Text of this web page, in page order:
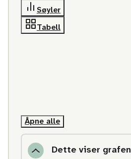
Søyler
Tabell
Åpne alle
Dette viser grafen